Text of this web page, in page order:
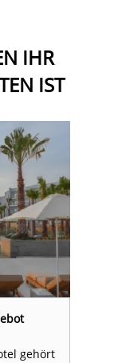
IHR
IST
gehört